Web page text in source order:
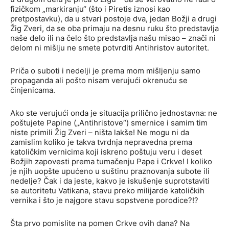
fizičkom „markiranju“ (što i Piretis iznosi kao
pretpostavku), da u stvari postoje dva, jedan Božji a drugi
Žig Zveri, da se oba primaju na desnu ruku što predstavlja
naše delo ili na čelo što predstavlja našu misao – znači ni
delom ni mišlju ne smete potvrditi Antihristov autoritet.
Priča o suboti i nedelji je prema mom mišljenju samo
propaganda ali pošto nisam verujući okrenuću se
činjenicama.
Ako ste verujući onda je situacija prilično jednostavna: ne
poštujete Papine („Antihristove“) smernice i samim tim
niste primili Žig Zveri – ništa lakše! Ne mogu ni da
zamislim koliko je takva tvrdnja nepravedna prema
katoličkim vernicima koji iskreno poštuju veru i deset
Božjih zapovesti prema tumačenju Pape i Crkve! I koliko
je njih uopšte upućeno u suštinu praznovanja subote ili
nedelje? Čak i da jeste, kakvo je iskušenje suprotstaviti
se autoritetu Vatikana, stavu preko milijarde katoličkih
vernika i što je najgore stavu sopstvene porodice?!?
Šta prvo pomislite na pomen Crkve ovih dana? Na